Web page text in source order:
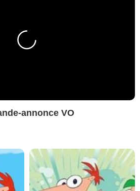
annonce VO